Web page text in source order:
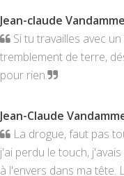
Jean-claude Vandamme
Si tu travailles avec
tremblement de terre,
pour rien.
Jean-Claude
La drogue, faut pas
j'ai perdu le touch,
à l'envers dans ma tête.